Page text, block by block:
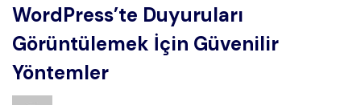
WordPress’te Duyuruları
Görüntülemek İçin Güvenilir
Yöntemler